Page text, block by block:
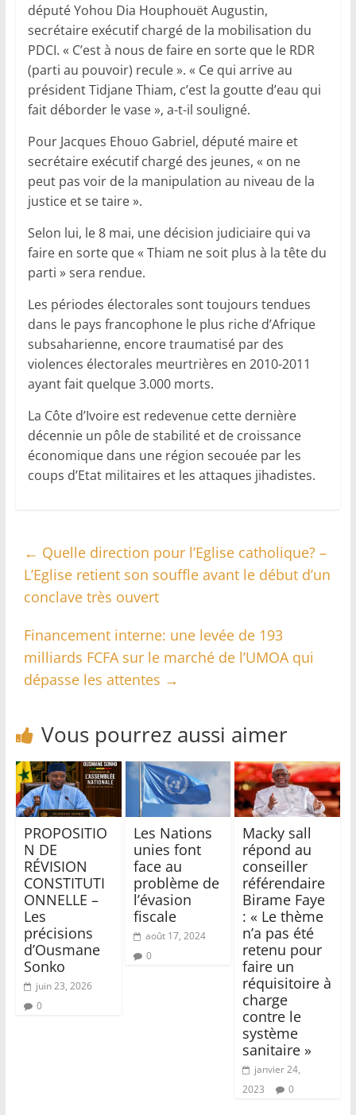
député Yohou Dia Houphouët Augustin,
secrétaire exécutif chargé de la mobilisation du
PDCI. « C’est à nous de faire en sorte que le RDR
(parti au pouvoir) recule ». « Ce qui arrive au
président Tidjane Thiam, c’est la goutte d’eau qui
fait déborder le vase », a-t-il souligné.
Pour Jacques Ehouo Gabriel, député maire et
secrétaire exécutif chargé des jeunes, « on ne
peut pas voir de la manipulation au niveau de la
justice et se taire ».
Selon lui, le 8 mai, une décision judiciaire qui va
faire en sorte que « Thiam ne soit plus à la tête du
parti » sera rendue.
Les périodes électorales sont toujours tendues
dans le pays francophone le plus riche d’Afrique
subsaharienne, encore traumatisé par des
violences électorales meurtrières en 2010-2011
ayant fait quelque 3.000 morts.
La Côte d’Ivoire est redevenue cette dernière
décennie un pôle de stabilité et de croissance
économique dans une région secouée par les
coups d’Etat militaires et les attaques jihadistes.
← Quelle direction pour l’Eglise catholique? –
L’Eglise retient son souffle avant le début d’un
conclave très ouvert
Financement interne: une levée de 193
milliards FCFA sur le marché de l’UMOA qui
dépasse les attentes →
Vous pourrez aussi aimer
PROPOSITIO
N DE
RÉVISION
CONSTITUTI
ONNELLE –
Les
précisions
d’Ousmane
Sonko
juin 23, 2026
0
Les Nations
unies font
face au
problème de
l’évasion
fiscale
août 17, 2024
0
Macky sall
répond au
conseiller
référendaire
Birame Faye
: « Le thème
n’a pas été
retenu pour
faire un
réquisitoire à
charge
contre le
système
sanitaire »
janvier 24,
2023
0